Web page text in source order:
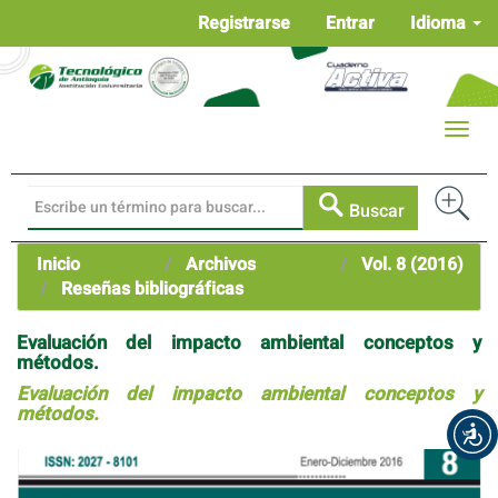
Contenido
principal
Idioma
Registrarse Entrar
Buscar
Toggle
Inicio Archivos
Vol. 8 (2016)
Reseñas bibliográficas
Evaluación del impacto ambiental conceptos y
métodos.
Evaluación del impacto ambiental conceptos y
métodos.
Barra
lateral